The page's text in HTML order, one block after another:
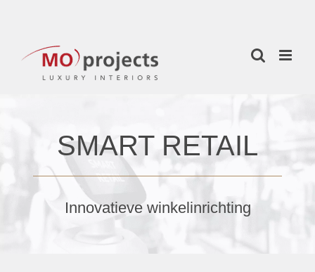
content
SMART RETAIL
Innovatieve winkelinrichting